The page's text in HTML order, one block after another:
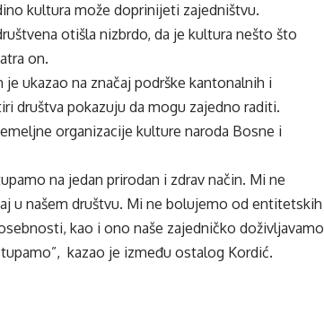
kultura može doprinijeti zajedništvu.
otišla nizbrdo, da je kultura nešto što
on.
ukazao na značaj podrške kantonalnih i
društva pokazuju da mogu zajedno raditi.
organizacije kulture naroda Bosne i
na jedan prirodan i zdrav način. Mi ne
u našem društvu. Mi ne bolujemo od entitetskih
kao i ono naše zajedničko doživljavamo
kazao je između ostalog Kordić.